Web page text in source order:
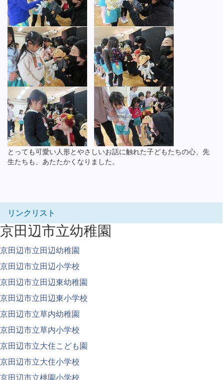
とっても可愛い人形とやさしいお話に触れた子どもたちの心、先
生たちも、あたたかくなりました。
リンクリスト
京田辺市立幼稚園
京田辺市立田辺幼稚園
京田辺市立田辺小学校
京田辺市立田辺東幼稚園
京田辺市立田辺東小学校
京田辺市立草内幼稚園
京田辺市立草内小学校
京田辺市立大住こども園
京田辺市立大住小学校
京田辺市立桃園小学校